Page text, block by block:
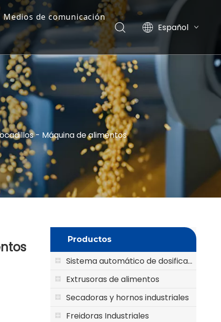
Medios de comunicación
Noticias
Exhibición
Lista de videos
Español
简体中文
العربية
Pусский
- Máquina de alimentos
Productos
Sistema automático de dosificación y mezcla
Extrusoras de alimentos
Secadoras y hornos industriales
Freidoras Industriales